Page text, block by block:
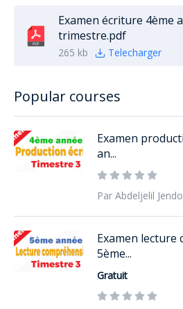
Examen écriture 4ème
trimestre.pdf
265 kb Telecharger
Popular courses
Examen
an...
Par Abdeljelil
Examen
5ème...
Gratuit